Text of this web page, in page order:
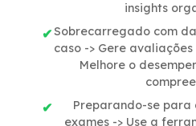
insights
Sobrecarregado com
caso -> Gere
Melhore o
Preparando-se para
exames -> Use a